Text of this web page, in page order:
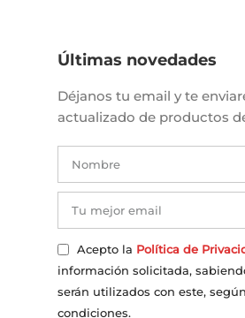
Últimas novedades
Déjanos tu email y te
actualizado de productos
Acepto la Política de
información solicitada,
serán utilizados con este,
condiciones.